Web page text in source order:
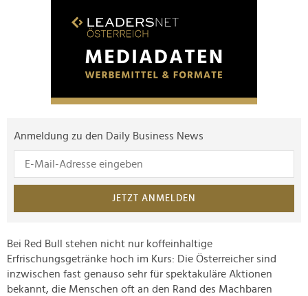
Anmeldung zu den Daily Business News
JETZT ANMELDEN
Bei Red Bull stehen nicht nur koffeinhaltige
Erfrischungsgetränke hoch im Kurs: Die Österreicher sind
inzwischen fast genauso sehr für spektakuläre Aktionen
bekannt, die Menschen oft an den Rand des Machbaren